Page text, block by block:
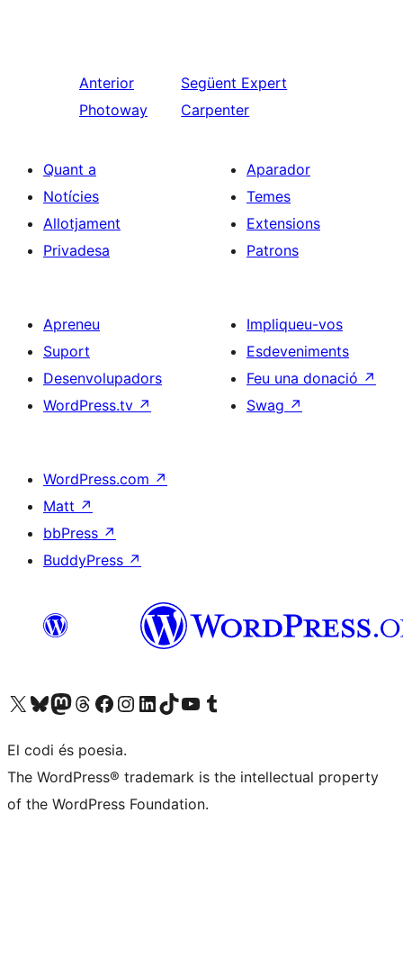
Anterior
Photoway
Següent Expert
Carpenter
Quant a
Notícies
Allotjament
Privadesa
Aparador
Temes
Extensions
Patrons
Apreneu
Suport
Desenvolupadors
WordPress.tv ↗
Impliqueu-vos
Esdeveniments
Feu una donació ↗
Swag ↗
WordPress.com ↗
Matt ↗
bbPress ↗
BuddyPress ↗
Visiteu el nostre compte X (abans Twitter)
Visiteu el nostre compte de Bluesky
Visiteu el nostre compte al Mastodon
Visiteu el nostre compte de Threads
Visiteu la nostra pàgina al Facebook
Visiteu el nostre compte d'Instagram
Visiteu el nostre compte de LinkedIn
Visiteu el nostre compte de TikTok
Visiteu el nostre canal al YouTube
Visiteu el nostre compte de Tumblr
El codi és poesia.
The WordPress® trademark is the intellectual property
of the WordPress Foundation.